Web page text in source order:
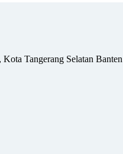
Tangerang Selatan Banten